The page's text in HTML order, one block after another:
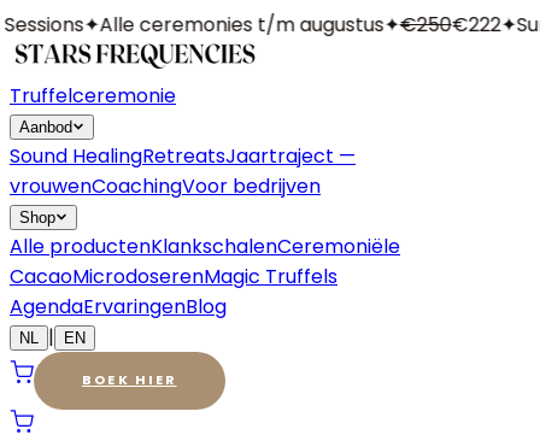
✦Alle ceremonies t/m augustus✦€250€222✦
Truffelceremonie
Aanbod
Sound HealingRetreatsJaartraject —
vrouwenCoachingVoor bedrijven
Shop
Alle productenKlankschalenCeremoniële
CacaoMicrodoserenMagic Truffels
AgendaErvaringenBlog
NL | EN
BOEK HIER